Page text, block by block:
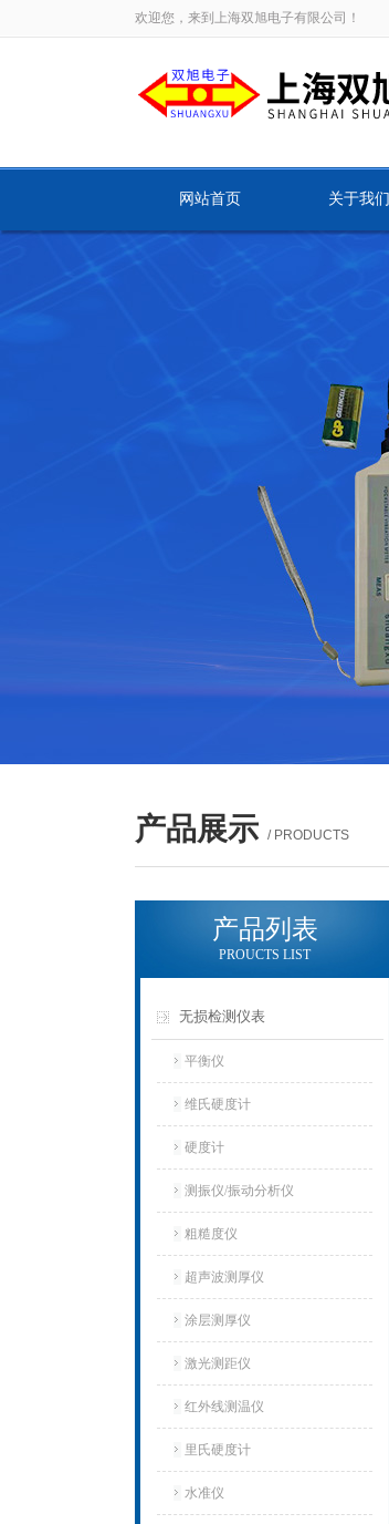
欢迎您，来到上海双旭电子有限公司！
网站首页 关于我们
产品展示 / PRODUCTS
产品列表
PROUCTS LIST
无损检测仪表
平衡仪
维氏硬度计
硬度计
测振仪/振动分析仪
粗糙度仪
超声波测厚仪
涂层测厚仪
激光测距仪
红外线测温仪
里氏硬度计
水准仪